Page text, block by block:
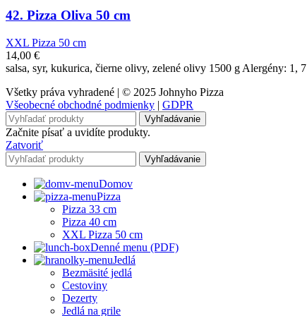
42. Pizza Oliva 50 cm
XXL Pizza 50 cm
14,00 €
salsa, syr, kukurica, čierne olivy, zelené olivy 1500 g Alergény: 1, 7
Všetky práva vyhradené | © 2025 Johnyho Pizza
Všeobecné obchodné podmienky | GDPR
Vyhľadávanie
Začnite písať a uvidíte produkty.
Zatvoriť
Vyhľadávanie
Domov
Pizza
Pizza 33 cm
Pizza 40 cm
XXL Pizza 50 cm
Denné menu (PDF)
Jedlá
Bezmäsité jedlá
Cestoviny
Dezerty
Jedlá na grile